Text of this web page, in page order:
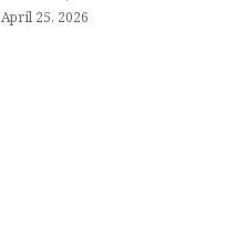
April 25, 2026